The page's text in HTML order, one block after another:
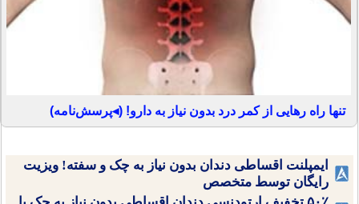
تنها راه رهایی از کمر درد بدون نیاز به دارو! (◂پرسش‌نامه)
ایمپلنت اقساطی دندان بدون نیاز به چک و سفته! ویزیت
رایگان توسط متخصص